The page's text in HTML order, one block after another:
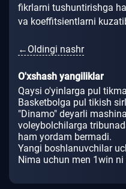
fikrlarni tushuntirishga
va koeffitsientlarni
←Oldingi nashr
O'xshash yangiliklar
Qaysi o'yinlarga pul
Basketbolga pul tikish
"Dinamo" deyarli
voleybolchilarga
ham yordam bermadi.
Yangi boshlanuvchilar
Nima uchun men 1win